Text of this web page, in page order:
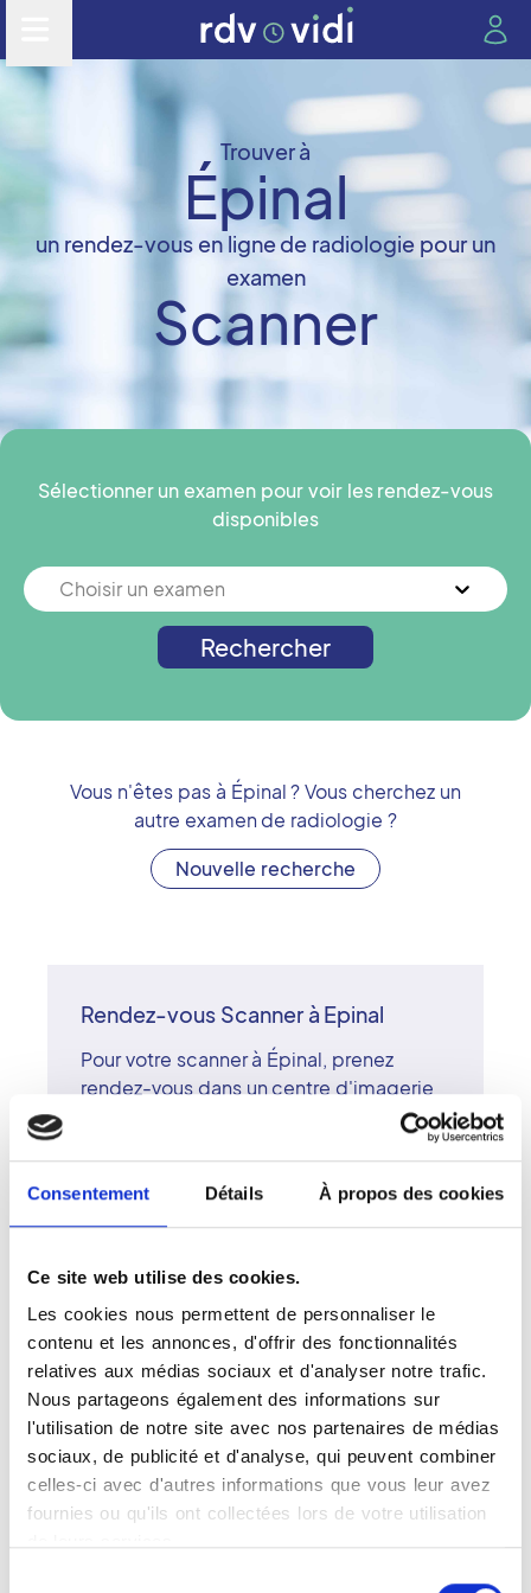
Consentement Détails À propos des cookies
Ce site web utilise des cookies.
Les cookies nous permettent de personnaliser le
contenu et les annonces, d'offrir des fonctionnalités
relatives aux médias sociaux et d'analyser notre trafic.
Nous partageons également des informations sur
l'utilisation de notre site avec nos partenaires de médias
sociaux, de publicité et d'analyse, qui peuvent combiner
celles-ci avec d'autres informations que vous leur avez
fournies ou qu'ils ont collectées lors de votre utilisation
Trouver à
Épinal
un rendez-vous en ligne de radiologie pour un
examen
Scanner
Sélectionner un examen pour voir les rendez-vous
disponibles
Choisir un examen
Rechercher
Vous n'êtes pas à Épinal? Vous cherchez un
autre examen de radiologie ?
Nouvelle recherche
Rendez-vous Scanner à Epinal
Pour votre scanner à Épinal, prenez
rendez-vous dans un centre d'imagerie
du réseau Vidi. Le plateau technique,
échographe. Les radiologues
surspécialisés d'Épinal réalisent des
cadre professionnel et humain. Le
réseau Vidi, créé en 2017, ouvre pour une
radiologie d'excellence, accessible et
bienveillante. À Épinal, chaque patient
bénéficie d'une prise en charge
personnalisée et d'un accompagnement
de qualité.